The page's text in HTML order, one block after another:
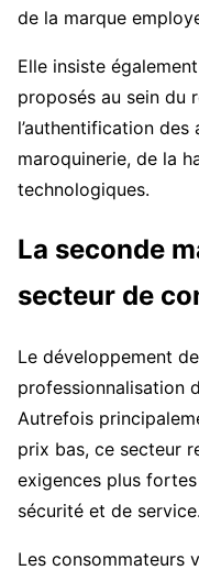
de la marque
Elle insiste
proposés au sein du
l’authentification
maroquinerie, de la
technologiques.
La seconde
secteur de
Le développement
professionnalisation
Autrefois
prix bas, ce secteur
exigences plus
sécurité et de service.
Les consommateurs